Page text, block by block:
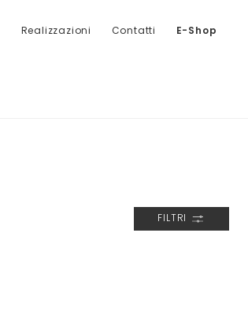
Realizzazioni Contatti E-Shop
FILTRI